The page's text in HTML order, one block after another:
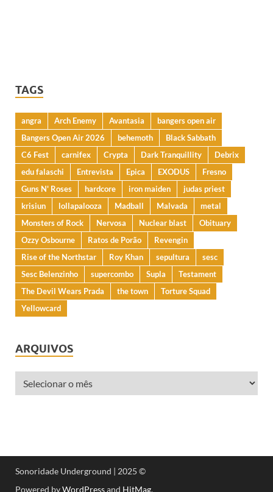
TAGS
angra Arch Enemy Avantasia
bangers open air
Bangers Open Air 2026
behemoth
Black Sabbath
C6 Fest
carnifex Crypta Dark Tranquillity
Debrix
edu falaschi
Entrevista Epica EXODUS
Fresno
Guns N' Roses
hardcore iron maiden
judas priest
krisiun
lollapalooza Madball Malvada
metal
Monsters of Rock
Nervosa Nuclear blast
Obituary
Ozzy Osbourne
Ratos de Porão
Revengin
Rise of the Northstar
Roy Khan sepultura
sesc
Sesc Belenzinho
supercombo Supla
Testament
The Devil Wears Prada
the town
Torture Squad
Yellowcard
ARQUIVOS
Sonoridade Underground | 2025 ©
Powered byWordPressand HitMag.